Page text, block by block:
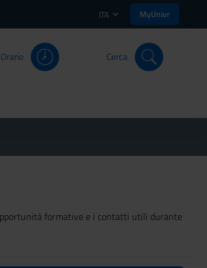
ITA MyUnivr
Orario Cerca
formative e i contatti utili durante